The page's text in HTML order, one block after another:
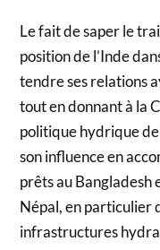
Le fait de saper le
position de l’Inde
tendre ses relations
tout en donnant à la
politique hydrique de
son influence en
prêts au Bangladesh
Népal, en particulier
infrastructures